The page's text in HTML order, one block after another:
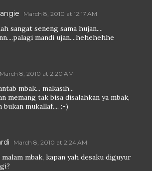
March 8, 2010 at 12:17 AM
sangat seneng sama hujan....
mandi ujan....hehehehhe
March 8, 2010 at 2:20 AM
mbak... makasih...
memang tak bisa disalahkan ya mbak,
bukan mukallaf.... :-)
March 8, 2010 at 2:24 AM
mbak, kapan yah desaku diguyur